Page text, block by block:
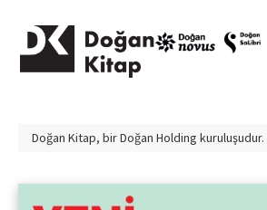
Doğan Kitap, birDoğan Holding kuruluşudur.